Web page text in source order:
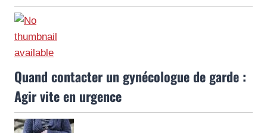
Quand contacter un gynécologue de garde :
Agir vite en urgence